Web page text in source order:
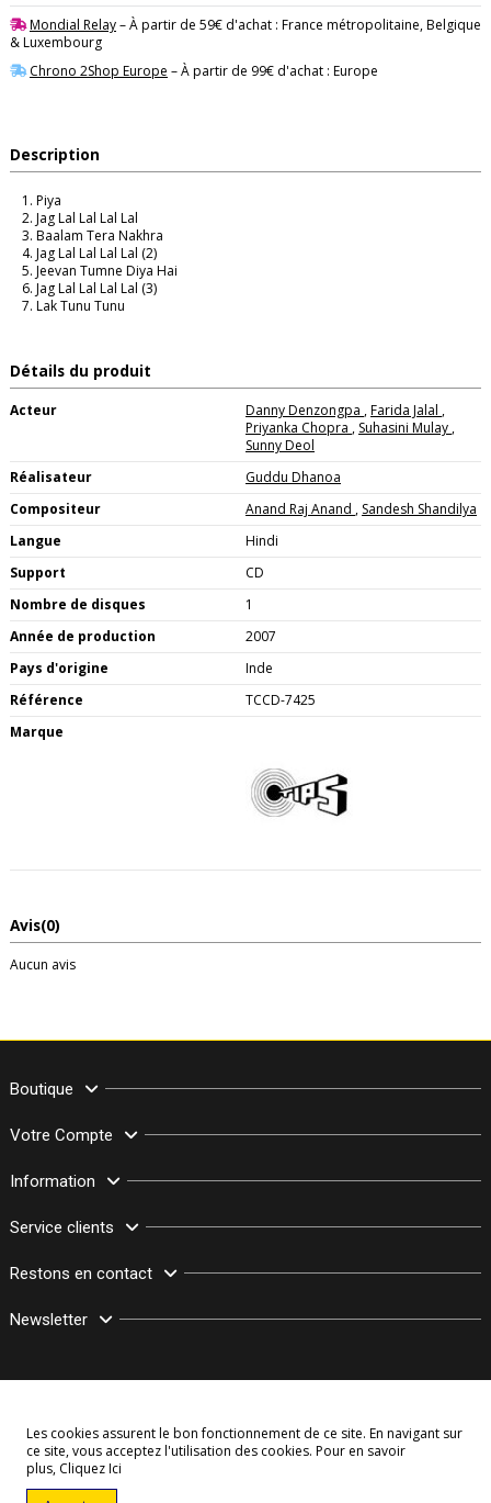
Mondial Relay– À partir de 59€ d'achat : France métropolitaine, Belgique
& Luxembourg
Chrono 2Shop Europe – À partir de 99€ d'achat : Europe
Description
Piya
Jag Lal Lal Lal Lal
Baalam Tera Nakhra
Jag Lal Lal Lal Lal (2)
Jeevan Tumne Diya Hai
Jag Lal Lal Lal Lal (3)
Lak Tunu Tunu
Détails du produit
Acteur Danny Denzongpa ,Farida Jalal ,
Priyanka Chopra , Suhasini Mulay ,
Sunny Deol
Réalisateur
Guddu Dhanoa
Compositeur
Anand Raj Anand , Sandesh Shandilya
Langue
Hindi
Support
CD
Nombre de disques
1
Année de production
2007
Pays d'origine
Inde
Référence
TCCD-7425
Marque
Avis(0)
Aucun avis
Boutique
Votre Compte
Information
Service clients
Restons en contact
Newsletter
© Copyright 2003–2026 Bollymarket.com - Tous Droits Réservés
Les cookies assurent le bon fonctionnement de ce site. En navigant sur
ce site, vous acceptez l'utilisation des cookies. Pour en savoir
plus, Cliquez Ici